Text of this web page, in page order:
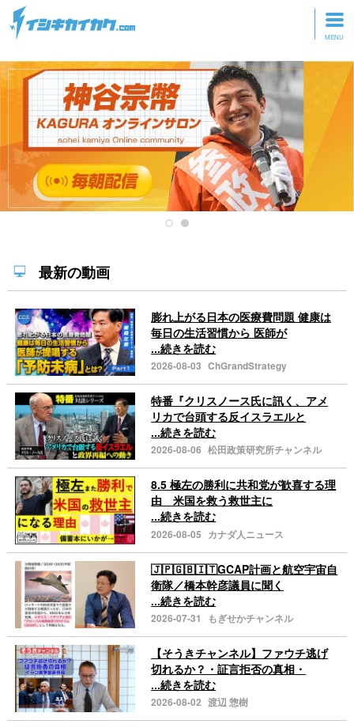
トップページ
動画を見る
記事を読む
セミナーに参加
研修・ツアーに参加
最新の動画
膨れ上がる日本の医療費問題 健康は
毎日の生活習慣から 医師が
...続きを読む
2026-08-03 ChGrandStrategy
特番『クリスノース氏に訊く、アメ
リカで台頭する反イスラエルと
...続きを読む
2026-08-06 松田政策研究所チャンネル
8.5 極左の勝利に共和党が歓喜する理
由 米国を救う救世主に
...続きを読む
2026-08-05 カナダ人ニュース
🇯🇵🇬🇧🇮🇹GCAP計画と航空宇宙自
衛隊／橋本幹彦議員に聞く
...続きを読む
2026-07-31 もぎせかチャンネル
【そうきチャンネル】ファウチ逃げ
切れるか？・証言拒否の真相・
...続きを読む
2026-08-02 渡辺 惣樹